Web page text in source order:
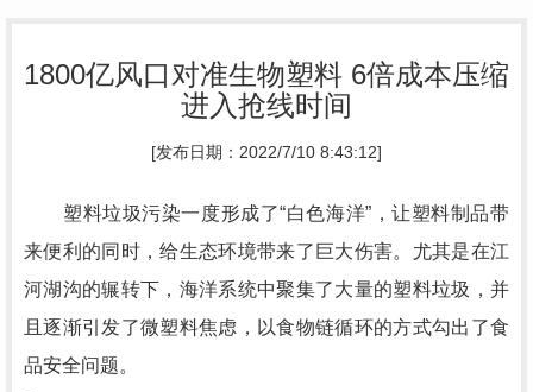
1800亿风口对准生物塑料 6倍成本压缩
进入抢线时间
[发布日期：2022/7/10 8:43:12]
塑料垃圾污染一度形成了“白色海洋”，让塑料制品带
来便利的同时，给生态环境带来了巨大伤害。尤其是在江
河湖沟的辗转下，海洋系统中聚集了大量的塑料垃圾，并
且逐渐引发了微塑料焦虑，以食物链循环的方式勾出了食
品安全问题。